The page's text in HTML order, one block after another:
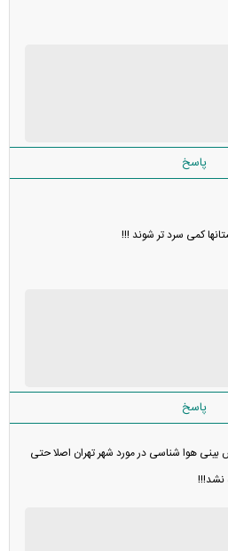
پاسخ
کمی سرد تر شوند !!!
پاسخ
توجه به پیش بینی هوا شناسی در مورد شهر تهران اصلا حتی
نشد!!!